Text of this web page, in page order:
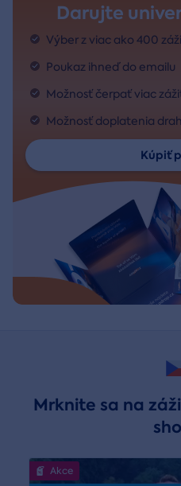
Darujte
Výber z viac ako 400
Poukaz ihneď do emailu
Možnosť čerpať viac
Možnosť doplatenia
Kúpiť
Mrknite sa na
Akce